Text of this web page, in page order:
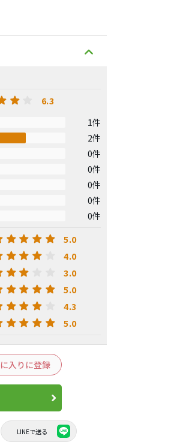
6.3
1件
2件
0件
0件
0件
0件
0件
5.0
4.0
3.0
5.0
4.3
5.0
入りに登録
LINEで送る